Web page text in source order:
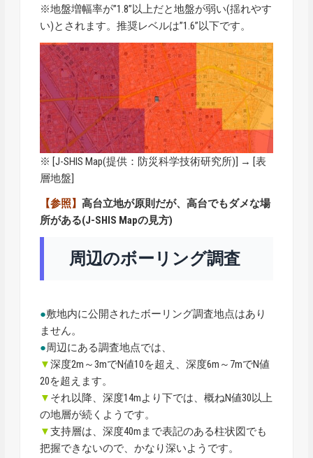
※地盤増幅率が”1.8”以上だと地盤が弱い(揺れやす
い)とされます。推奨レベルは”1.6”以下です。
※ [J-SHIS Map(提供：防災科学技術研究所)] → [表
層地盤]
【参照】高台立地が原則だが、高台でもダメな場
所がある(J-SHIS Mapの見方)
周辺のボーリング調査
●敷地内に公開されたボーリング調査地点はあり
ません。
●周辺にある調査地点では、
▼深度2m～3mでN値10を超え、深度6m～7mでN値
20を超えます。
▼ それ以降、深度14mより下では、概ねN値30以上
の地層が続くようです。
▼支持層は、深度40mまで表記のある柱状図でも
把握できないので、かなり深いようです。